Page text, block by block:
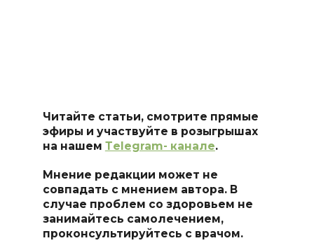
Читайте статьи, смотрите прямые
эфиры и участвуйте в розыгрышах
на нашем Тelegram- канале.
Мнение редакции может не
совпадать с мнением автора. В
случае проблем со здоровьем не
занимайтесь самолечением,
проконсультируйтесь с врачом.